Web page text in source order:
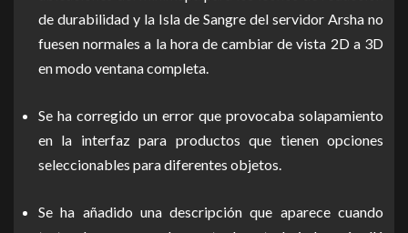
de durabilidad y la Isla de Sangre del servidor Arsha no
fuesen normales a la hora de cambiar de vista 2D a 3D
en modo ventana completa.
Se ha corregido un error que provocaba solapamiento
en la interfaz para productos que tienen opciones
seleccionables para diferentes objetos.
Se ha añadido una descripción que aparece cuando